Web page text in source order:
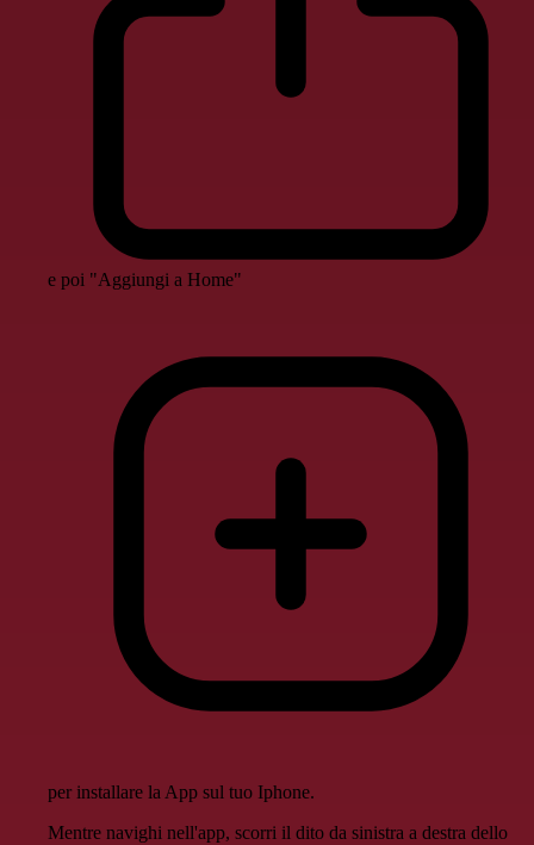
e poi "Aggiungi a Home"
per installare la App sul tuo Iphone.
Mentre navighi nell'app, scorri il dito da sinistra a destra dello